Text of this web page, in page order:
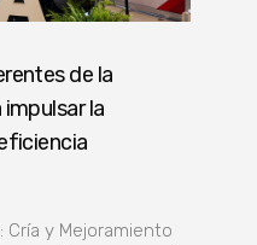
de la
la
Cría y Mejoramiento